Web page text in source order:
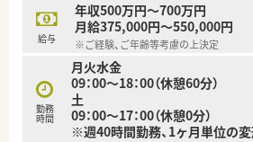
給与
年収500万円～700万円
月給375,000円～550,000円
※ご経験、ご年齢等考慮の上決定
勤務
時間
月火水金
09：00～18：00（休憩60分）
土
09：00～17：00（休憩0分）
※週40時間勤務、1ヶ月単位の